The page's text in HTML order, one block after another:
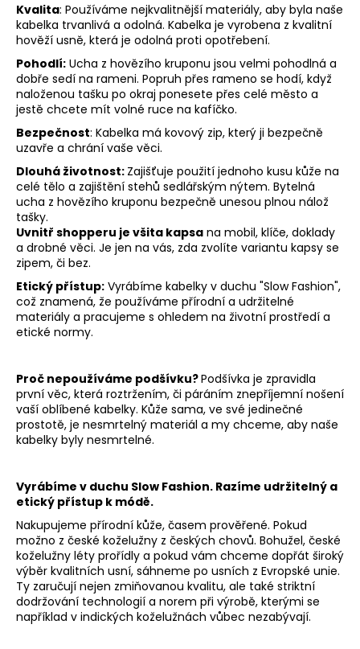
Kvalita: Používáme nejkvalitnější materiály, aby byla naše
kabelka trvanlivá a odolná. Kabelka je vyrobena z kvalitní
hověží usně, která je odolná proti opotřebení.
Pohodlí: Ucha z hovězího kruponu jsou velmi pohodlná a
dobře sedí na rameni. Popruh přes rameno se hodí, když
naloženou tašku po okraj ponesete přes celé město a
jestě chcete mít volné ruce na kafíčko.
Bezpečnost: Kabelka má kovový zip, který ji bezpečně
uzavře a chrání vaše věci.
Dlouhá životnost: Zajišťuje použití jednoho kusu kůže na
celé tělo a zajištění stehů sedlářským nýtem. Bytelná
ucha z hovězího kruponu bezpečně unesou plnou nálož
tašky.
Uvnitř shopperu je všita kapsa na mobil, klíče, doklady
a drobné věci. Je jen na vás, zda zvolíte variantu kapsy se
zipem, či bez.
Etický přístup: Vyrábíme kabelky v duchu "Slow Fashion",
což znamená, že používáme přírodní a udržitelné
materiály a pracujeme s ohledem na životní prostředí a
etické normy.
Proč nepoužíváme podšívku?Podšívka je zpravidla
první věc, která roztržením, či páráním znepříjemní nošení
vaší oblíbené kabelky. Kůže sama, ve své jedinečné
prostotě, je nesmrtelný materiál a my chceme, aby naše
kabelky byly nesmrtelné.
Vyrábíme v duchu Slow Fashion. Razíme udržitelný a
etický přístup k módě.
Nakupujeme přírodní kůže, časem prověřené. Pokud
možno z české koželužny z českých chovů. Bohužel, české
koželužny léty prořídly a pokud vám chceme dopřát široký
výběr kvalitních usní, sáhneme po usních z Evropské unie.
Ty zaručují nejen zmiňovanou kvalitu, ale také striktní
dodržování technologií a norem při výrobě, kterými se
například v indických koželužnách vůbec nezabývají.